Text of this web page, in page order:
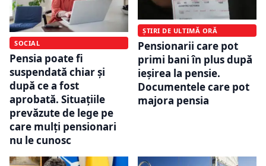
SOCIAL
Pensia poate fi
suspendată chiar și
după ce a fost
aprobată. Situațiile
prevăzute de lege pe
care mulți pensionari
nu le cunosc
ȘTIRI DE ULTIMĂ ORĂ
Pensionarii care pot
primi bani în plus după
ieșirea la pensie.
Documentele care pot
majora pensia